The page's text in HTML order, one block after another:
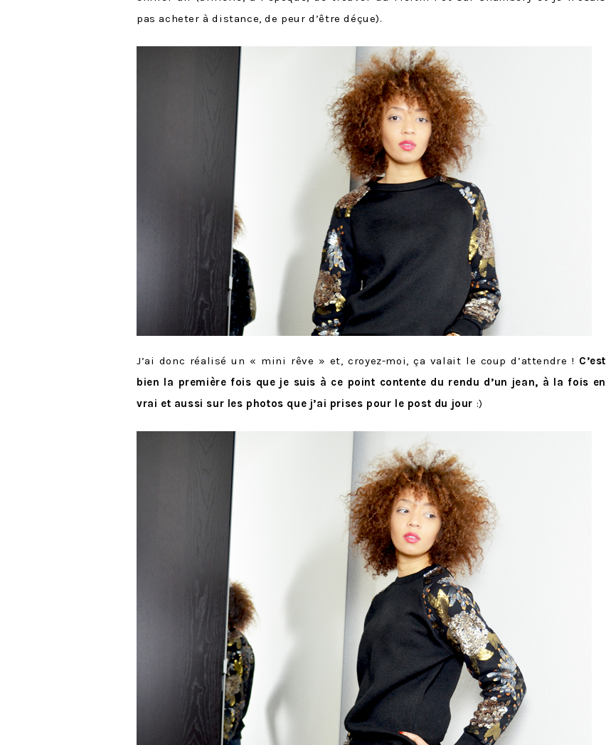
pas acheter à distance, de peur d’être déçue).
J’ai donc réalisé un « mini rêve » et, croyez-moi, ça valait le coup d’attendre ! C’est
bien la première fois que je suis à ce point contente du rendu d’un jean, à la fois en
vrai et aussi sur les photos que j’ai prises pour le post du jour :)